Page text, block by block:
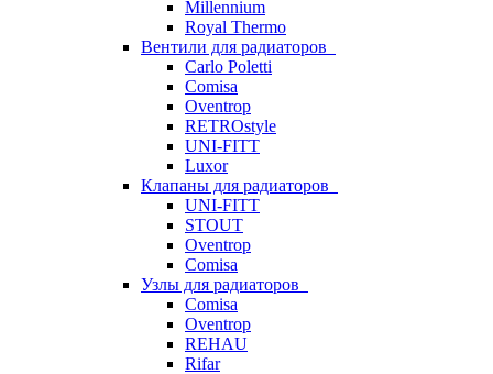
Millennium
Royal Thermo
Вентили для радиаторов
Carlo Poletti
Comisa
Oventrop
RETROstyle
UNI-FITT
Luxor
Клапаны для радиаторов
UNI-FITT
STOUT
Oventrop
Comisa
Узлы для радиаторов
Comisa
Oventrop
REHAU
Rifar